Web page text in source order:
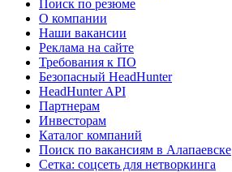
Поиск по резюме
О компании
Наши вакансии
Реклама на сайте
Требования к ПО
Безопасный HeadHunter
HeadHunter API
Партнерам
Инвесторам
Каталог компаний
Поиск по вакансиям в Алапаевске
Сетка: соцсеть для нетворкинга